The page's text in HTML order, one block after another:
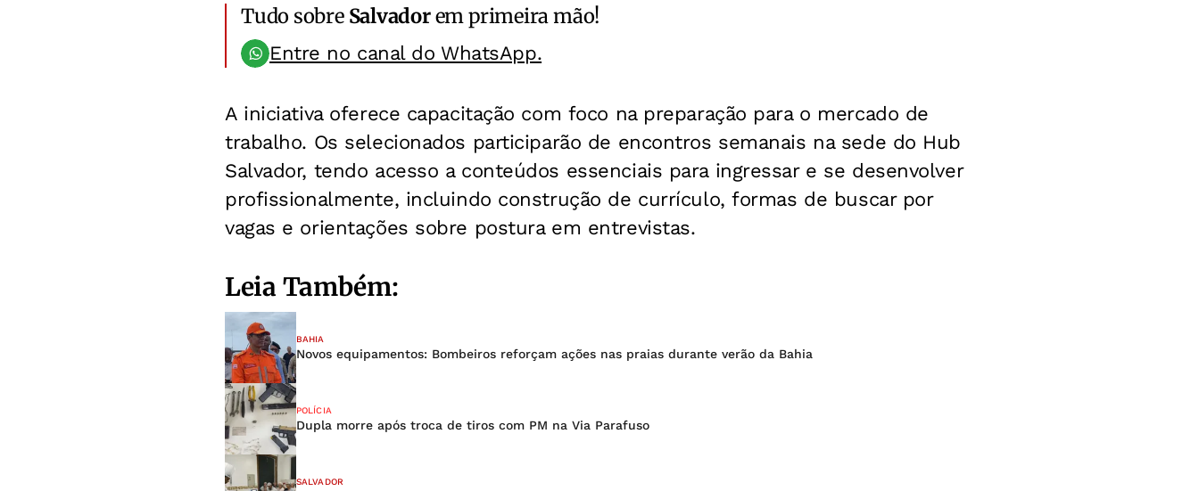
Tudo sobre Salvadorem primeira mão!
Entre no canal do WhatsApp.
A iniciativa oferece capacitação com foco na preparação para o mercado de
trabalho. Os selecionados participarão de encontros semanais na sede do Hub
Salvador, tendo acesso a conteúdos essenciais para ingressar e se desenvolver
profissionalmente, incluindo construção de currículo, formas de buscar por
vagas e orientações sobre postura em entrevistas.
Leia Também:
BAHIA
Novos equipamentos: Bombeiros reforçam ações nas praias durante verão da Bahia
POLÍCIA
Dupla morre após troca de tiros com PM na Via Parafuso
SALVADOR